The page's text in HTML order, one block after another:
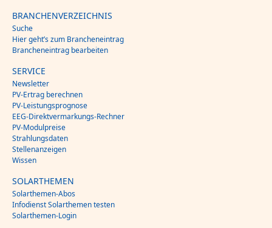
BRANCHENVERZEICHNIS
Suche
Hier geht’s zum Brancheneintrag
Brancheneintrag bearbeiten
SERVICE
Newsletter
PV-Ertrag berechnen
PV-Leistungsprognose
EEG-Direktvermarkungs-Rechner
PV-Modulpreise
Strahlungsdaten
Stellenanzeigen
Wissen
SOLARTHEMEN
Solarthemen-Abos
Infodienst Solarthemen testen
Solarthemen-Login